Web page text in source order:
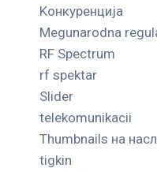
Kонкуренција
Megunarodna
RF Spectrum
rf spektar
Slider
telekomunikacii
Thumbnails на
tigkin